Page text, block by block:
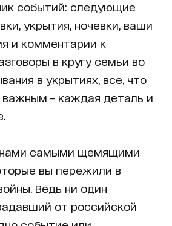
событий: следующие
укрытия, ночевки, ваши
и комментарии к
в кругу семьи во
в укрытиях, все, что
– каждая деталь и
нами самыми щемящими
вы пережили в
Ведь ни один
от российской